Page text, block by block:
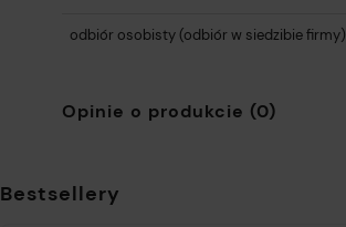
odbiór osobisty(odbiór w siedzibie firmy)
Opinie o produkcie (0)
Bestsellery